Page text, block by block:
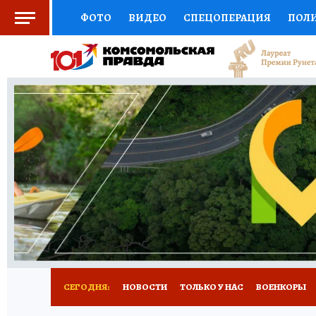
ФОТО ВИДЕО СПЕЦОПЕРАЦИЯ
СОЦПОДДЕРЖКА НАУКА СПОРТ
ВЫБОР ЭКСПЕРТОВ ДОКТОР
КНИЖНАЯ ПОЛКА ПРОГНОЗЫ НА СПОРТ
ПРЕСС-ЦЕНТР НЕДВИЖИМОСТЬ
РАДИО КП РЕКЛАМА ТЕСТЫ НОВОЕ
СЕГОДНЯ: НОВОСТИ ТОЛЬКО У НАС ВОЕНКОРЫ